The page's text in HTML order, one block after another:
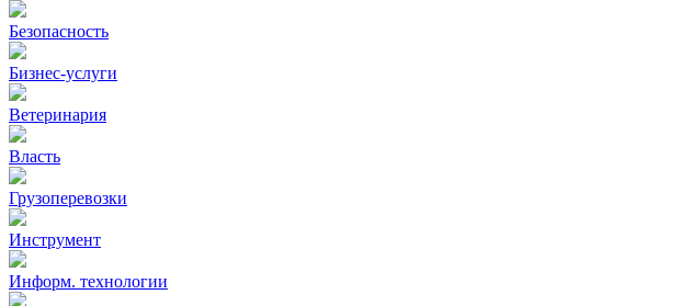
Безопасность
Бизнес-услуги
Ветеринария
Власть
Грузоперевозки
Инструмент
Информ. технологии